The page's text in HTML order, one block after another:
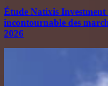
Étude Natixis
incontournable des
2026